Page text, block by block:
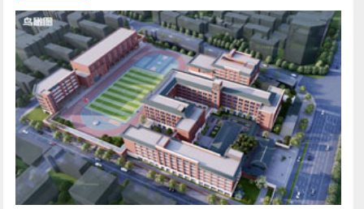
际联盟）发起，至今已成功举办七届，超过100个国家
的建筑作品参赛。2020年，经主动式建筑国际联盟授
权，AH Award中国区竞赛（建筑设计）启动，参赛作
品数量逐年增加，业内众多知名设计院、明星设计
事...